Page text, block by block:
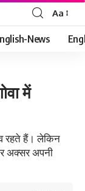
Font
Resizer
Aa
News
में
रहते हैं। लेकिन
अक्सर अपनी